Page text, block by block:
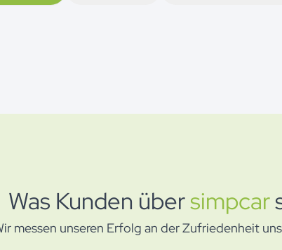
Was Kunden übersimpcar
messen unseren Erfolg an der Zufriedenheit